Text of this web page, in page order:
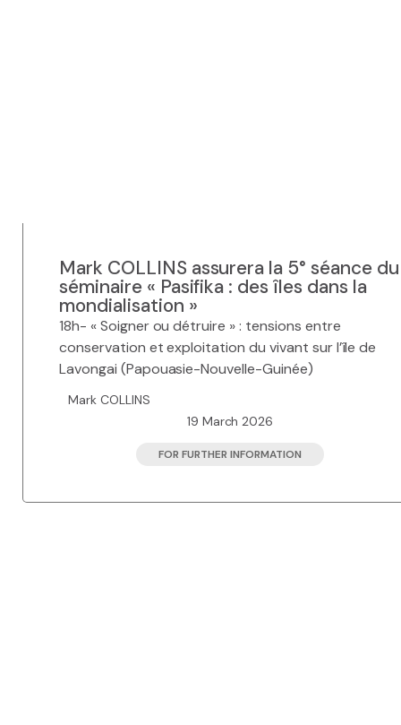
Mark COLLINS assurera la 5° séance du
séminaire « Pasifika : des îles dans la
mondialisation »
18h- « Soigner ou détruire » : tensions entre
conservation et exploitation du vivant sur l’île de
Lavongai (Papouasie-Nouvelle-Guinée)
Mark COLLINS
19 March 2026
FOR FURTHER INFORMATION